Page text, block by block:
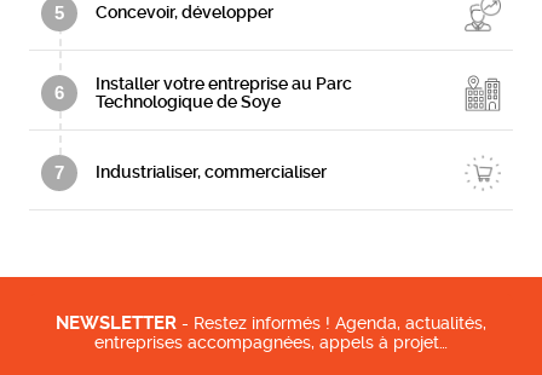
5 Concevoir, développer
6
Installer votre entreprise au Parc
Technologique de Soye
7 Industrialiser, commercialiser
NEWSLETTER - Restez informés ! Agenda, actualités,
entreprises accompagnées, appels à projet…